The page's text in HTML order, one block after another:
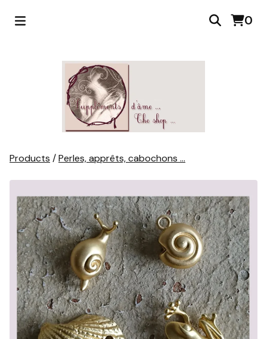
0
Products /Perles, apprêts, cabochons ...